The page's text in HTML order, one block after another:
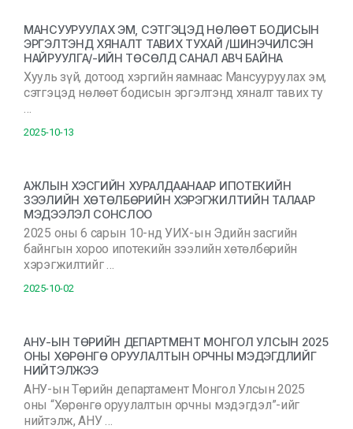
МАНСУУРУУЛАХ ЭМ, СЭТГЭЦЭД НӨЛӨӨТ БОДИСЫН
ЭРГЭЛТЭНД ХЯНАЛТ ТАВИХ ТУХАЙ /ШИНЭЧИЛСЭН
НАЙРУУЛГА/-ИЙН ТӨСӨЛД САНАЛ АВЧ БАЙНА
Хууль зүй, дотоод хэргийн яамнаас Мансууруулах эм,
сэтгэцэд нөлөөт бодисын эргэлтэнд хяналт тавих ту
…
2025-10-13
АЖЛЫН ХЭСГИЙН ХУРАЛДААНААР ИПОТЕКИЙН
ЗЭЭЛИЙН ХӨТӨЛБӨРИЙН ХЭРЭГЖИЛТИЙН ТАЛААР
МЭДЭЭЛЭЛ СОНСЛОО
2025 оны 6 сарын 10-нд УИХ-ын Эдийн засгийн
байнгын хороо ипотекийн зээлийн хөтөлбөрийн
хэрэгжилтийг …
2025-10-02
АНУ-ЫН ТӨРИЙН ДЕПАРТМЕНТ МОНГОЛ УЛСЫН 2025
ОНЫ ХӨРӨНГӨ ОРУУЛАЛТЫН ОРЧНЫ МЭДЭГДЛИЙГ
НИЙТЭЛЖЭЭ
АНУ-ын Төрийн департамент Монгол Улсын 2025
оны “Хөрөнгө оруулалтын орчны мэдэгдэл”-ийг
нийтэлж, АНУ …